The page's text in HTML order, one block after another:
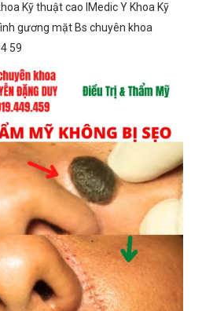
Kỹ thuật cao IMedic Y Khoa Kỹ
gương mặt Bs chuyên khoa
59